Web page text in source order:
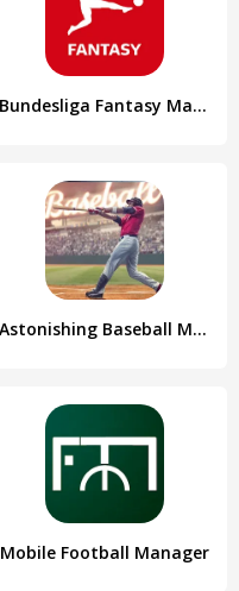
Bundesliga Fantasy Manager
Astonishing Baseball Manager
Mobile Football Manager